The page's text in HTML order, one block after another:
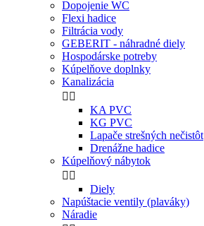
Dopojenie WC
Flexi hadice
Filtrácia vody
GEBERIT - náhradné diely
Hospodárske potreby
Kúpelňove doplnky
Kanalizácia
 
KA PVC
KG PVC
Lapače strešných nečistôt
Drenážne hadice
Kúpelňový nábytok
 
Diely
Napúštacie ventily (plaváky)
Náradie